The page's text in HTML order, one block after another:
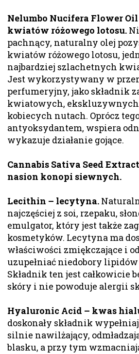
Nelumbo Nucifera Flower Oil
kwiatów różowego lotosu.
pachnący, naturalny olej
kwiatów różowego lotosu,
najbardziej szlachetnych
Jest wykorzystywany w
perfumeryjny, jako składnik
kwiatowych, ekskluzywnych
kobiecych nutach. Oprócz
antyoksydantem, wspiera
wykazuje działanie gojące.
Cannabis Sativa Seed
nasion konopi siewnych.
Lecithin – lecytyna.
najczęściej z soi, rzepaku,
emulgator, który jest także
kosmetyków. Lecytyna ma
właściwości zmiękczające i
uzupełniać niedobory lipidów
Składnik ten jest całkowicie
skóry i nie powoduje alergii
Hyaluronic Acid – kwas
doskonały składnik
silnie nawilżający,
blasku, a przy tym